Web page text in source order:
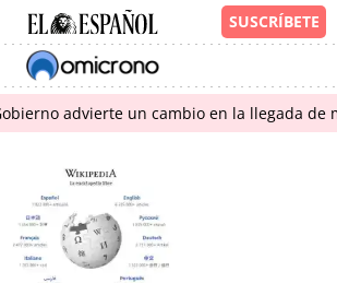
advierte un cambio en la llegada